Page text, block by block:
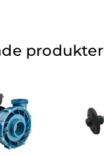
produkter